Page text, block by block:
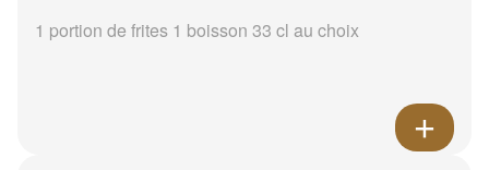
1 portion de frites 1 boisson 33 cl au choix